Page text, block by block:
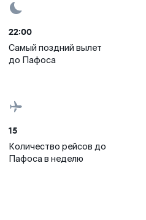
22:00
Самый поздний вылет
до Пафоса
15
Количество рейсов до
Пафоса в неделю